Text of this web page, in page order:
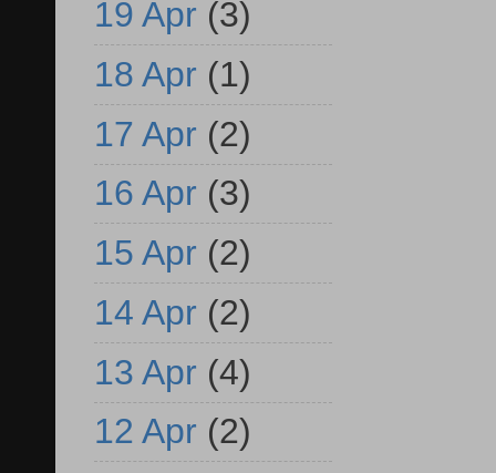
19 Apr (3)
18 Apr (1)
17 Apr (2)
16 Apr (3)
15 Apr (2)
14 Apr (2)
13 Apr (4)
12 Apr (2)